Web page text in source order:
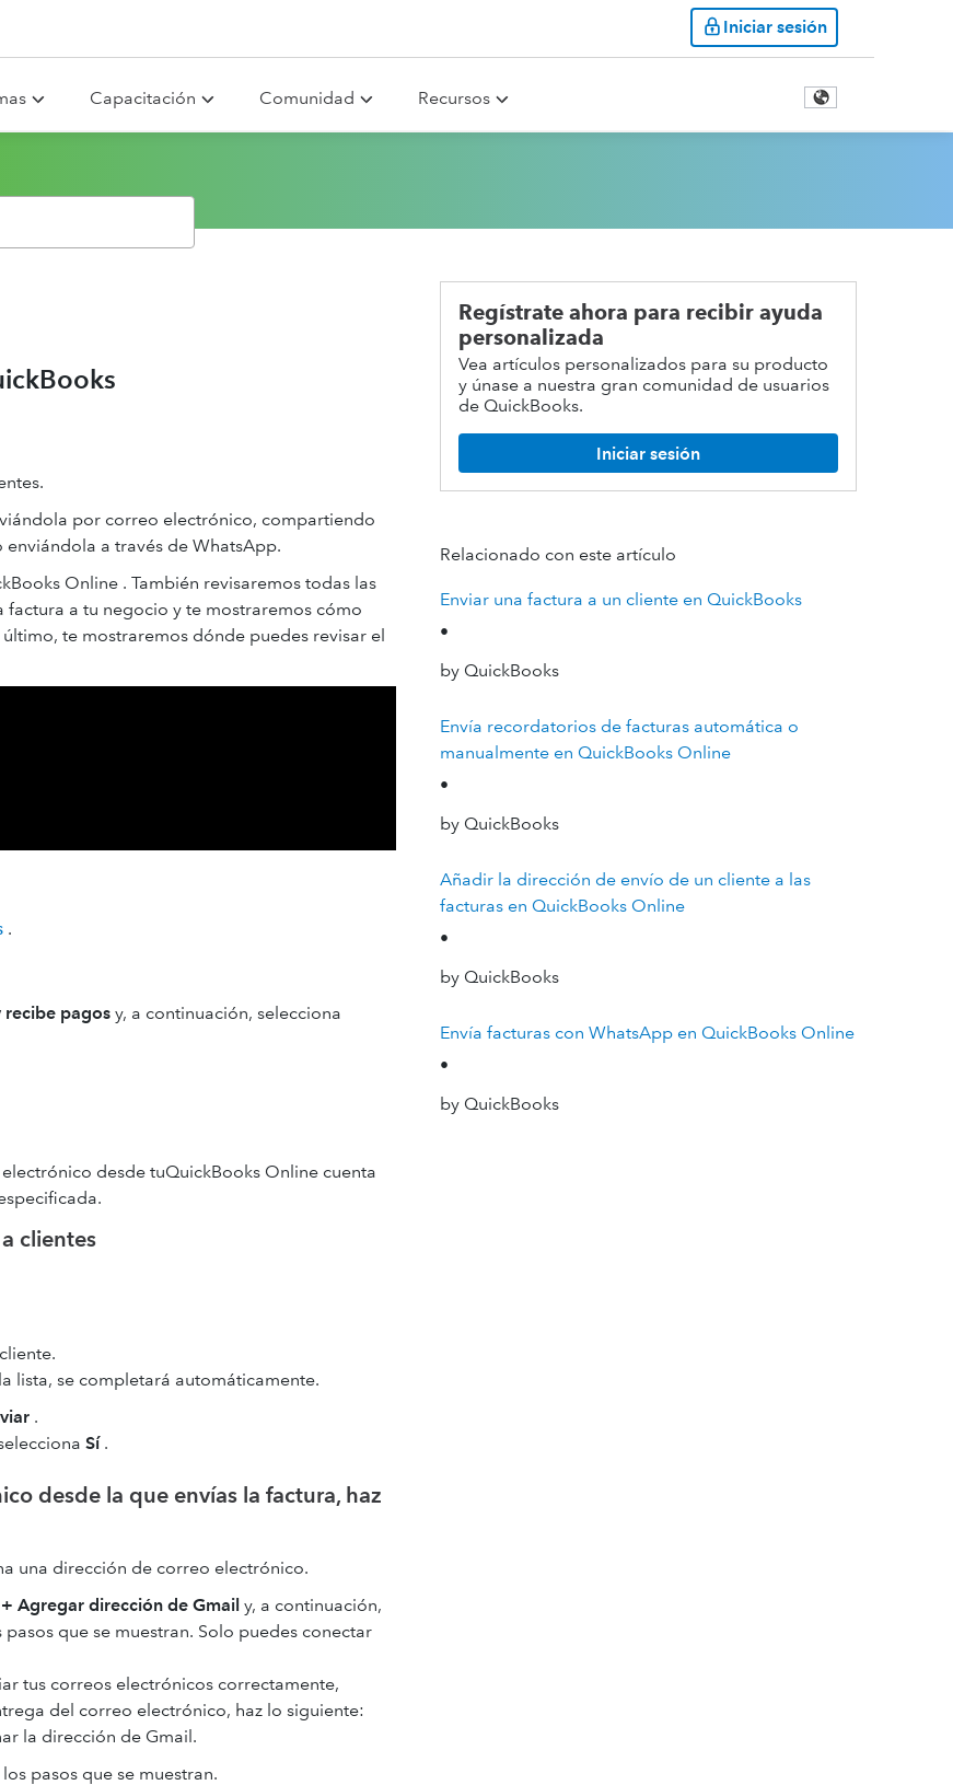
Iniciar sesión
Capacitación Comunidad Recursos
por correo electrónico, compartiendo
a través de WhatsApp.
Online . También revisaremos todas las
a tu negocio y te mostraremos cómo
te mostraremos dónde puedes revisar el
.
recibe pagos y, a continuación, selecciona
desde tuQuickBooks Online cuenta
clientes
lista, se completará automáticamente.
.
Sí.
desde la que envías la factura, haz
una dirección de correo electrónico.
+ Agregar dirección de Gmail y, a continuación,
pasos que se muestran. Solo puedes conectar
tus correos electrónicos correctamente,
del correo electrónico, haz lo siguiente:
la dirección de Gmail.
pasos que se muestran.
Regístrate ahora para recibir ayuda
personalizada
Vea artículos personalizados para su producto
y únase a nuestra gran comunidad de usuarios
de QuickBooks.
Iniciar sesión
Relacionado con este artículo
Enviar una factura a un cliente en QuickBooks
•
by QuickBooks
Envía recordatorios de facturas automática o
manualmente en QuickBooks Online
•
by QuickBooks
Añadir la dirección de envío de un cliente a las
facturas en QuickBooks Online
•
by QuickBooks
Envía facturas con WhatsApp en QuickBooks Online
•
by QuickBooks